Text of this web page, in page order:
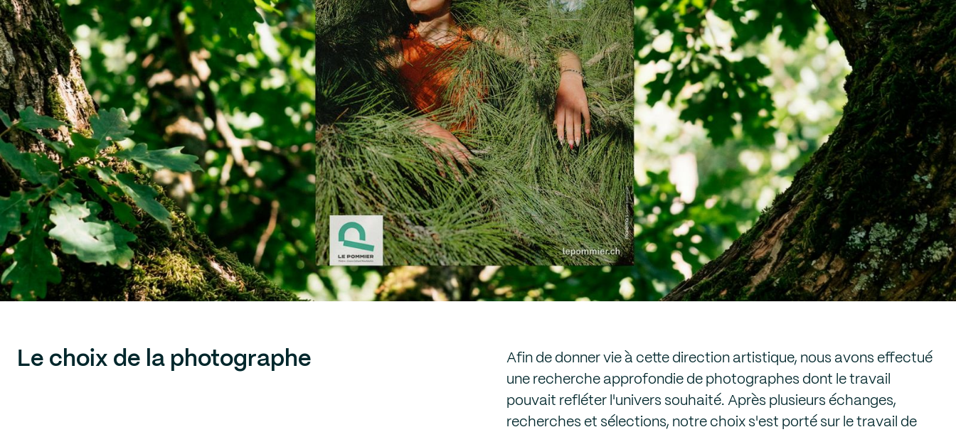
Le choix de la photographe
Afin de donner vie à cette direction artistique, nous avons effectué
une recherche approfondie de photographes dont le travail
pouvait refléter l'univers souhaité. Après plusieurs échanges,
recherches et sélections, notre choix s'est porté sur le travail de